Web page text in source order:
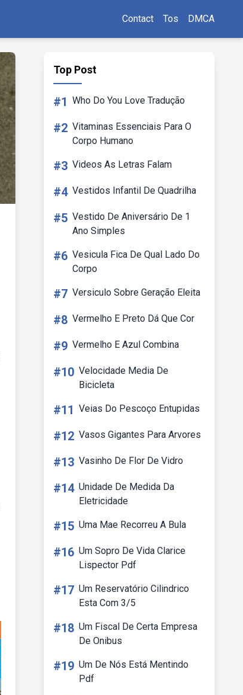
Contact Tos DMCA
Top Post
#1 Who Do You Love Tradução
#2 Vitaminas Essenciais Para O
Corpo Humano
#3 Videos As Letras Falam
#4 Vestidos Infantil De Quadrilha
#5 Vestido De Aniversário De 1
Ano Simples
#6 Vesicula Fica De Qual Lado Do
Corpo
#7 Versiculo Sobre Geração Eleita
#8 Vermelho E Preto Dá Que Cor
#9 Vermelho E Azul Combina
#10 Velocidade Media De
Bicicleta
#11 Veias Do Pescoço Entupidas
#12 Vasos Gigantes Para Arvores
#13 Vasinho De Flor De Vidro
#14 Unidade De Medida Da
Eletricidade
#15 Uma Mae Recorreu A Bula
#16 Um Sopro De Vida Clarice
Lispector Pdf
#17 Um Reservatório Cilindrico
Esta Com 3/5
#18 Um Fiscal De Certa Empresa
De Onibus
#19 Um De Nós Está Mentindo
Pdf